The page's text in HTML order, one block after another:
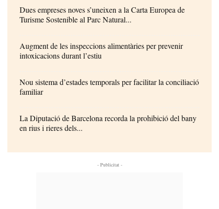
Dues empreses noves s’uneixen a la Carta Europea de
Turisme Sostenible al Parc Natural...
Augment de les inspeccions alimentàries per prevenir
intoxicacions durant l’estiu
Nou sistema d’estades temporals per facilitar la conciliació
familiar
La Diputació de Barcelona recorda la prohibició del bany
en rius i rieres dels...
- Publicitat -